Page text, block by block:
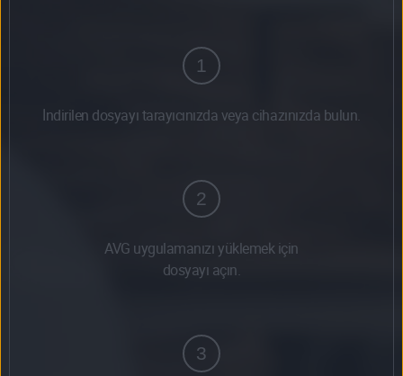
1
İndirilen dosyayı tarayıcınızda veya cihazınızda bulun.
2
AVG uygulamanızı yüklemek için
dosyayı açın.
3